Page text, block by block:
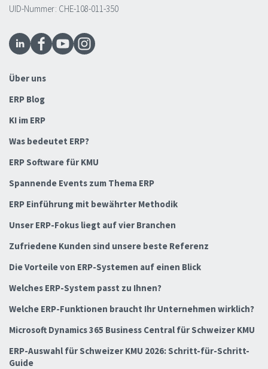
UID-Nummer: CHE-108-011-350
Über uns
ERP Blog
KI im ERP
Was bedeutet ERP?
ERP Software für KMU
Spannende Events zum Thema ERP
ERP Einführung mit bewährter Methodik
Unser ERP-Fokus liegt auf vier Branchen
Zufriedene Kunden sind unsere beste Referenz
Die Vorteile von ERP-Systemen auf einen Blick
Welches ERP-System passt zu Ihnen?
Welche ERP-Funktionen braucht Ihr Unternehmen wirklich?
Microsoft Dynamics 365 Business Central für Schweizer KMU
ERP-Auswahl für Schweizer KMU 2026: Schritt-für-Schritt-
Guide